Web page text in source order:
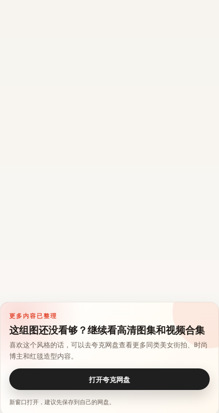
更多内容已整理
这组图还没看够？继续看高清图集和视频合集
喜欢这个风格的话，可以去夸克网盘查看更多同类美女街拍、时尚
博主和红毯造型内容。
打开夸克网盘
新窗口打开，建议先保存到自己的网盘。